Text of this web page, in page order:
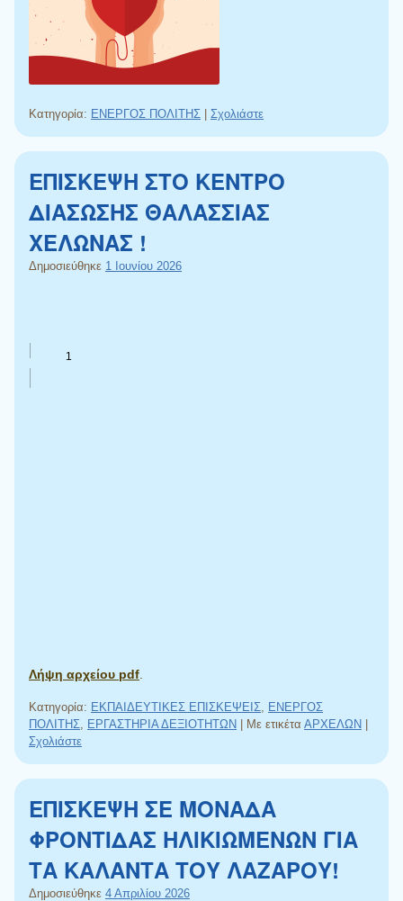
Κατηγορία: ΕΝΕΡΓΟΣ ΠΟΛΙΤΗΣ Σχολιάστε
ΕΠΙΣΚΕΨΗ ΣΤΟ ΚΕΝΤΡΟ
ΔΙΑΣΩΣΗΣ ΘΑΛΑΣΣΙΑΣ
ΧΕΛΩΝΑΣ !
Δημοσιεύθηκε 1 Ιουνίου 2026
Λήψη αρχείου pdf
Κατηγορία: ΕΚΠΑΙΔΕΥΤΙΚΕΣ ΕΠΙΣΚΕΨΕΙΣ
ΕΝΕΡΓΟΣ
ΠΟΛΙΤΗΣ
ΕΡΓΑΣΤΗΡΙΑ ΔΕΞΙΟΤΗΤΩΝ Με ετικέτα ΑΡΧΕΛΩΝ
Σχολιάστε
ΕΠΙΣΚΕΨΗ ΣΕ ΜΟΝΑΔΑ
ΦΡΟΝΤΙΔΑΣ ΗΛΙΚΙΩΜΕΝΩΝ ΓΙΑ
ΤΑ ΚΑΛΑΝΤΑ ΤΟΥ ΛΑΖΑΡΟΥ!
Δημοσιεύθηκε 4 Απριλίου 2026